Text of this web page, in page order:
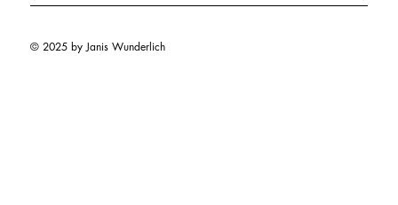
© 2025 by Janis Wunderlich